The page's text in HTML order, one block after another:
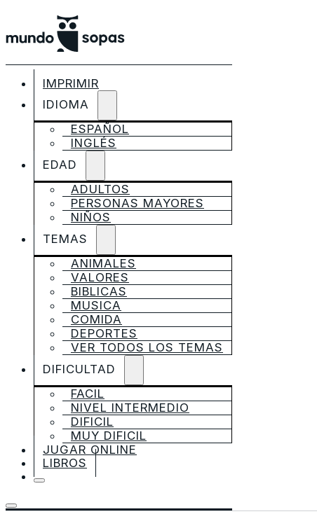
IMPRIMIR
IDIOMA
ESPAÑOL
INGLÉS
EDAD
ADULTOS
PERSONAS MAYORES
NIÑOS
TEMAS
ANIMALES
VALORES
BIBLICAS
MUSICA
COMIDA
DEPORTES
VER TODOS LOS TEMAS
DIFICULTAD
FACIL
NIVEL INTERMEDIO
DIFICIL
MUY DIFICIL
JUGAR ONLINE
LIBROS